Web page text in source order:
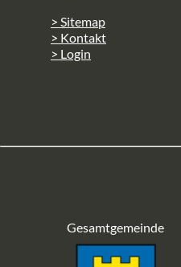
> Sitemap
> Kontakt
> Login
Gesamtgemeinde